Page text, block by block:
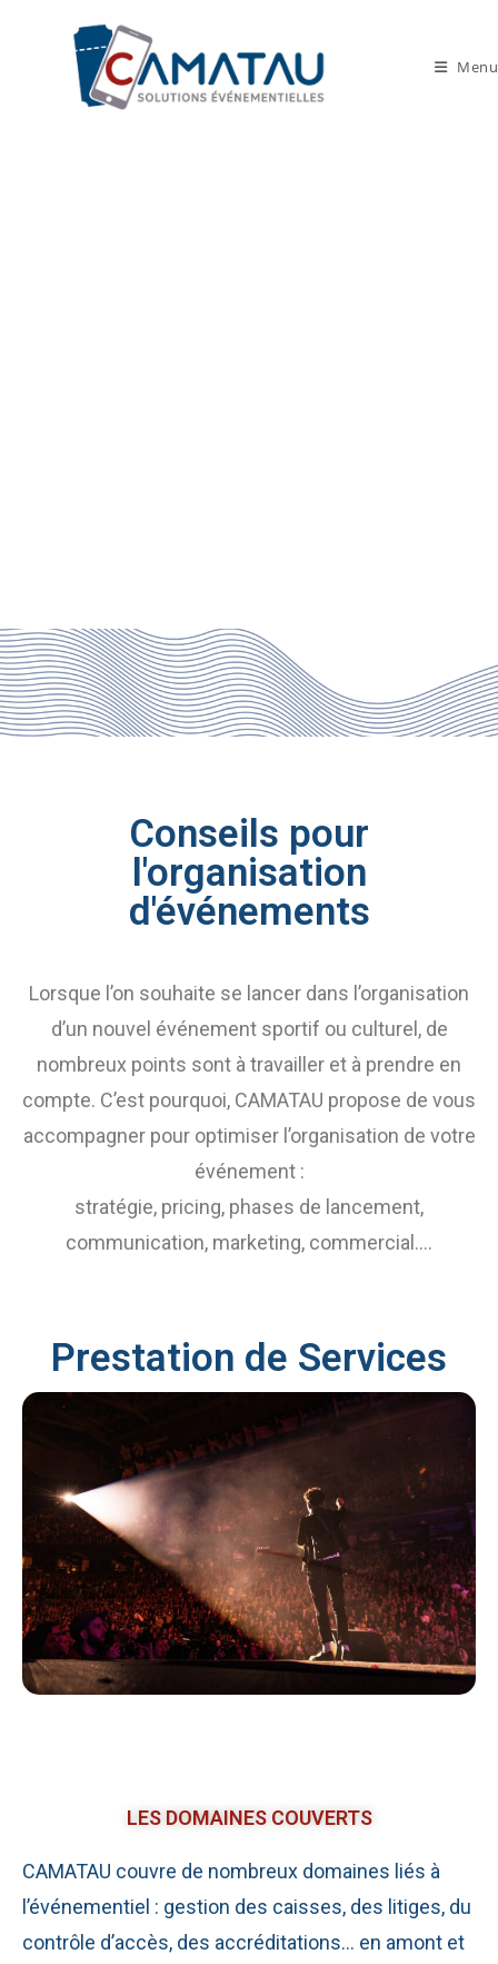
Menu
Conseils pour
l'organisation
d'événements
Lorsque l’on souhaite se lancer dans l’organisation
d’un nouvel événement sportif ou culturel, de
nombreux points sont à travailler et à prendre en
compte. C’est pourquoi, CAMATAU propose de vous
accompagner pour optimiser l’organisation de votre
événement :
stratégie, pricing, phases de lancement,
communication, marketing, commercial….
Prestation de Services
LES DOMAINES COUVERTS
CAMATAU couvre de nombreux domaines liés à
l’événementiel : gestion des caisses, des litiges, du
contrôle d’accès, des accréditations… en amont et